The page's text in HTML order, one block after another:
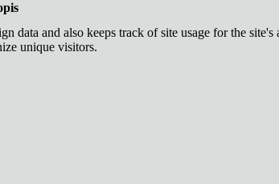
and also keeps track of site usage for the site's
unique visitors.